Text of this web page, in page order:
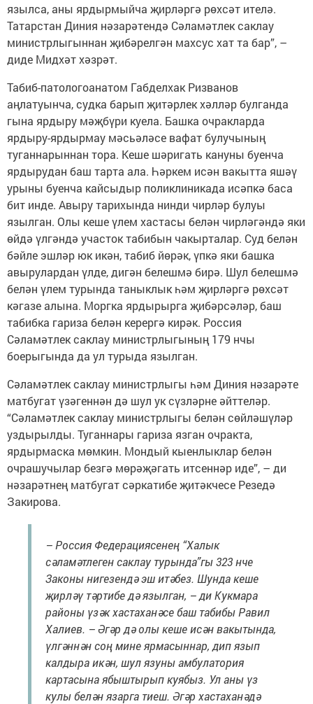
язылса, аны ярдырмыйча җирләргә рөхсәт ителә.
Татарстан Диния нәзарәтендә Сәламәтлек сак­лау
министрлыгыннан җибә­рел­гән махсус хат та бар”, –
диде Мидхәт хәзрәт.
Табиб-патологоанатом Габделхак Ризванов
аңлатуынча, судка барып җитәрлек хәлләр булганда
гына ярдыру мәҗбүри куела. Башка очракларда
ярдыру-ярдырмау мәсьәләсе вафат бу­лучының
туганнарыннан тора. Кеше шәригать кануны буенча
ярдырудан баш тарта ала. Һәркем исән вакытта яшәү
урыны буенча кайсыдыр поликлиникада исәпкә баса
бит инде. Авыру тарихында нинди чирләр булуы
язылган. Олы кеше үлем хастасы белән чирләгәндә яки
өйдә үлгәндә учас­ток табибын чакырталар. Суд белән
бәйле эшләр юк икән, табиб йөрәк, үпкә яки башка
авырулардан үлде, дигән белешмә бирә. Шул белешмә
белән үлем турында таныклык һәм җирләргә рөхсәт
кәгазе алына. Моргка ярдырырга җибәрсәләр, баш
табибка гариза белән керергә кирәк. Россия
Сәламәтлек саклау ми­нистрлыгының 179 нчы
боерыгында да ул турыда язылган.
Сәламәтлек саклау министрлыгы һәм Диния нәзарәте
матбугат үзәгеннән дә шул ук сүз­ләр­не әйттеләр.
“Сәламәтлек саклау министрлыгы белән сөй­ләшүләр
уздырылды. Туганнары гариза язган очракта,
ярдырмаска мөмкин. Мондый кыенлыклар белән
очрашучылар безгә мөрә­җәгать ит­сеннәр иде”, – ди
нәза­рәтнең матбугат сәркатибе җи­тәк­чесе Ре­зедә
Закирова.
– Россия Федерациясенең “Ха­­лык
сәламәтлеген саклау ту­рын­да”гы 323 нче
Законы ниге­зен­дә эш итәбез. Шунда кеше
җирләү тәр­тибе дә язылган, – ди Кукмара
районы үзәк хастаханәсе баш табибы Равил
Халиев. – Әгәр дә олы кеше исән вакытында,
үлгәннән соң мине ярмасыннар, дип язып
калдыра икән, шул язуны амбулатория
картасына ябыштырып куябыз. Ул аны үз
кулы белән язарга тиеш. Әгәр хас­та­ханәдә